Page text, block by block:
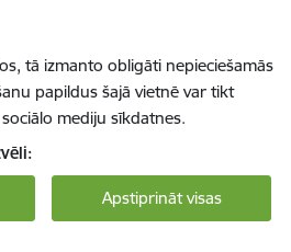
tā izmanto obligāti nepieciešamās
papildus šajā vietnē var tikt
mediju sīkdatnes.
Apstiprināt visas